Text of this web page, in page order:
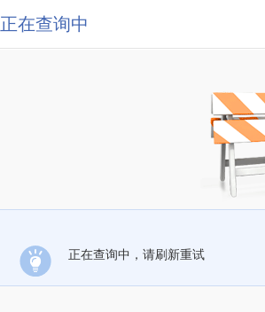
正在查询中
正在查询中，请刷新重试